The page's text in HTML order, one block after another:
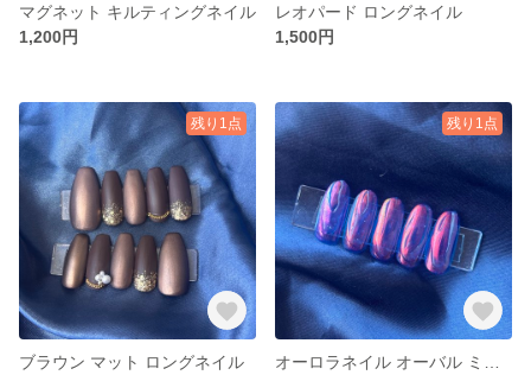
マグネット キルティングネイル
1,200円
レオパード ロングネイル
1,500円
残り1点
ブラウン マット ロングネイル
残り1点